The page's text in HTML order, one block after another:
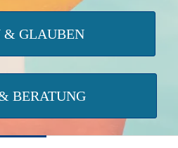
& GLAUBEN
BERATUNG